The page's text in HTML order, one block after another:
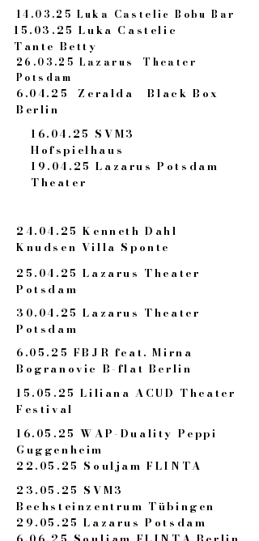
14.03.25 Luka Castelic Bobu Bar
15.03.25 Luka Castelic
Tante Betty
26.03.25 Lazarus Theater
Potsdam
6.04.25 Zeralda Black Box
Berlin
16.04.25 SVM3
Hofspielhaus
19.04.25 Lazarus Potsdam
Theater
24.04.25 Kenneth Dahl
Knudsen Villa Sponte
25.04.25 Lazarus Theater
Potsdam
30.04.25 Lazarus Theater
Potsdam
6.05.25 FBJR feat. Mirna
Bogranovic B-flat Berlin
15.05.25 Liliana ACUD Theater
Festival
16.05.25 WAP-Duality Peppi
Guggenheim
22.05.25 Souljam FLINTA
23.05.25 SVM3
Bechsteinzentrum Tübingen
29.05.25 Lazarus Potsdam